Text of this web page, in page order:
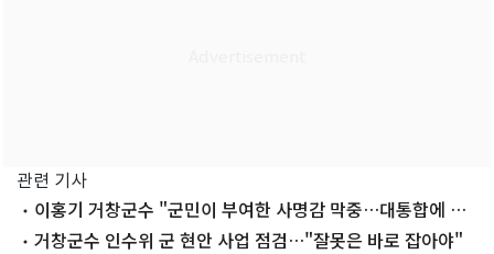
관련 기사
이홍기 거창군수 "군민이 부여한 사명감 막중…대통합에 역
량 집중"
거창군수 인수위 군 현안 사업 점검…"잘못은 바로 잡아야"